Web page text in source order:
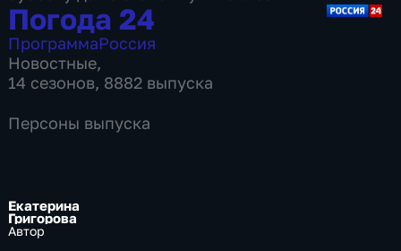
Погода 24
ПрограммаРоссия
Новостные,
14 сезонов, 8882 выпуска
Персоны выпуска
Екатерина
Григорова
Автор